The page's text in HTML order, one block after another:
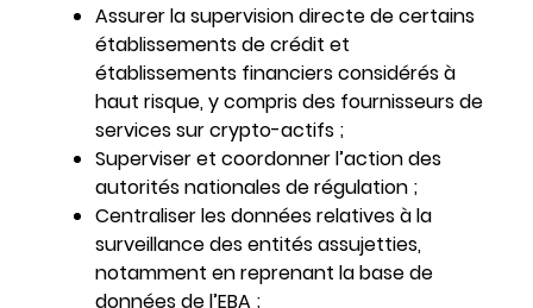
Assurer la supervision directe de certains
établissements de crédit et
établissements financiers considérés à
haut risque, y compris des fournisseurs de
services sur crypto-actifs ;
Superviser et coordonner l’action des
autorités nationales de régulation ;
Centraliser les données relatives à la
surveillance des entités assujetties,
notamment en reprenant la base de
données de l’EBA ;